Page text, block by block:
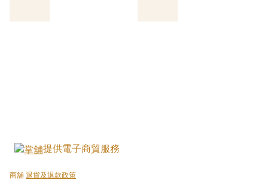
提供電子商貿服務
商舖 退貨及退款政策